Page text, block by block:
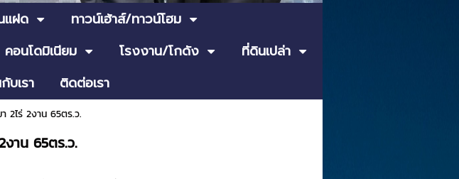
แฝด
ทาวน์เฮ้าส์/ทาวน์โฮม
คอนโดมิเนียม โรงงาน/โกดัง
ที่ดินเปล่า
บเรา ติดต่อเรา
2ไร่ 2งาน 65ตร.ว.
าน 65ตร.ว.